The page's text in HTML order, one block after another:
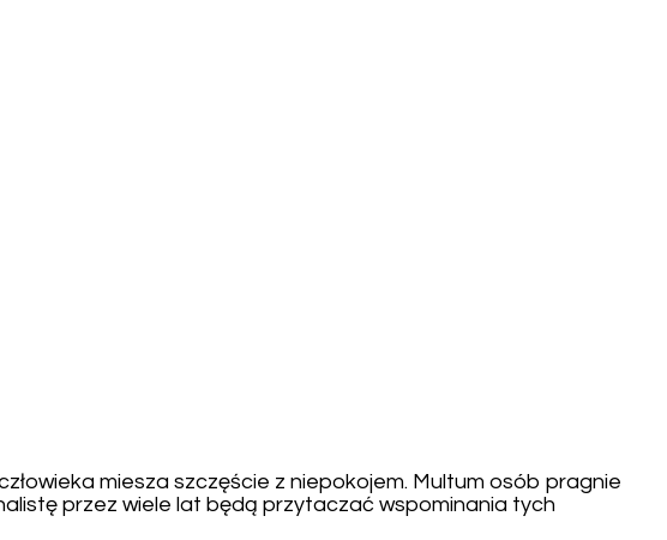
miesza szczęście z niepokojem. Multum osób pragnie
przez wiele lat będą przytaczać wspominania tych